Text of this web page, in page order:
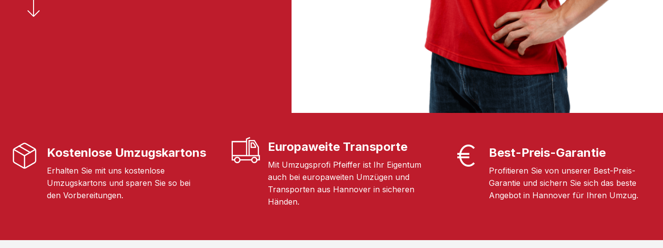
Kostenlose Umzugskartons
Erhalten Sie mit uns kostenlose
Umzugskartons und sparen Sie so bei
den Vorbereitungen.
Europaweite Transporte
Mit Umzugsprofi Pfeiffer ist Ihr Eigentum
auch bei europaweiten Umzügen und
Transporten aus Hannover in sicheren
Händen.
Best-Preis-Garantie
Profitieren Sie von unserer Best-Preis-
Garantie und sichern Sie sich das beste
Angebot in Hannover für Ihren Umzug.